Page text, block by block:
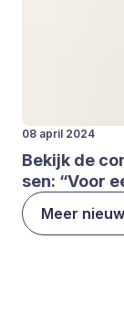
08 april 2024
Bekijk de
sen: “Voor
Meer